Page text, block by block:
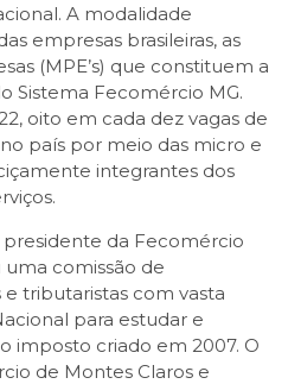
A modalidade
empresas brasileiras, as
(MPE’s) que constituem a
Sistema Fecomércio MG.
oito em cada dez vagas de
país por meio das micro e
integrantes dos
da Fecomércio
uma comissão de
tributaristas com vasta
para estudar e
imposto criado em 2007. O
de Montes Claros e